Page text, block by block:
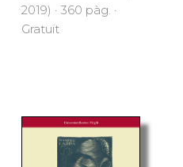
2019) · 360 pàg. ·
Gratuït